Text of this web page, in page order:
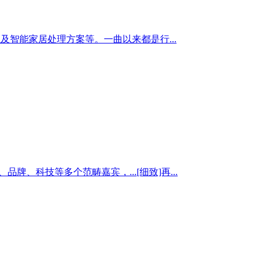
智能家居处理方案等。一曲以来都是行...
品牌、科技等多个范畴嘉宾，...[细致]再...